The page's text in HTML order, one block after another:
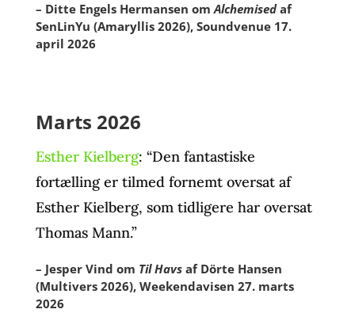
– Ditte Engels Hermansen omAlchemisedaf
SenLinYu (Amaryllis 2026), Soundvenue 17.
april 2026
Marts 2026
Esther Kielberg: “Den fantastiske
fortælling er tilmed fornemt oversat af
Esther Kielberg, som tidligere har oversat
Thomas Mann.”
– Jesper Vind om Til Havsaf Dörte Hansen
(Multivers 2026), Weekendavisen 27. marts
2026